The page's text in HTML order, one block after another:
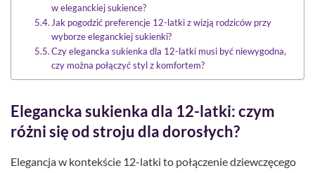
w eleganckiej sukience?
Jak pogodzić preferencje 12-latki z wizją rodziców przy
wyborze eleganckiej sukienki?
Czy elegancka sukienka dla 12-latki musi być niewygodna,
czy można połączyć styl z komfortem?
Elegancka sukienka dla 12-latki: czym
różni się od stroju dla dorosłych?
Elegancja w kontekście 12-latki to połączenie dziewczęcego